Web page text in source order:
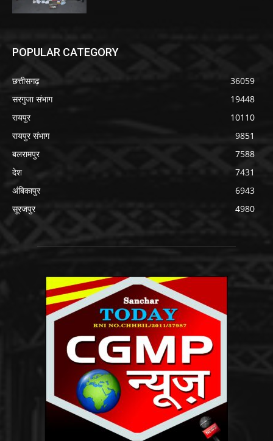
POPULAR CATEGORY
छत्तीसगढ़
36059
सरगुजा संभाग
19448
रायपुर
10110
रायपुर संभाग
9851
बलरामपुर
7588
देश
7431
अंबिकापुर
6943
सूरजपुर
4980